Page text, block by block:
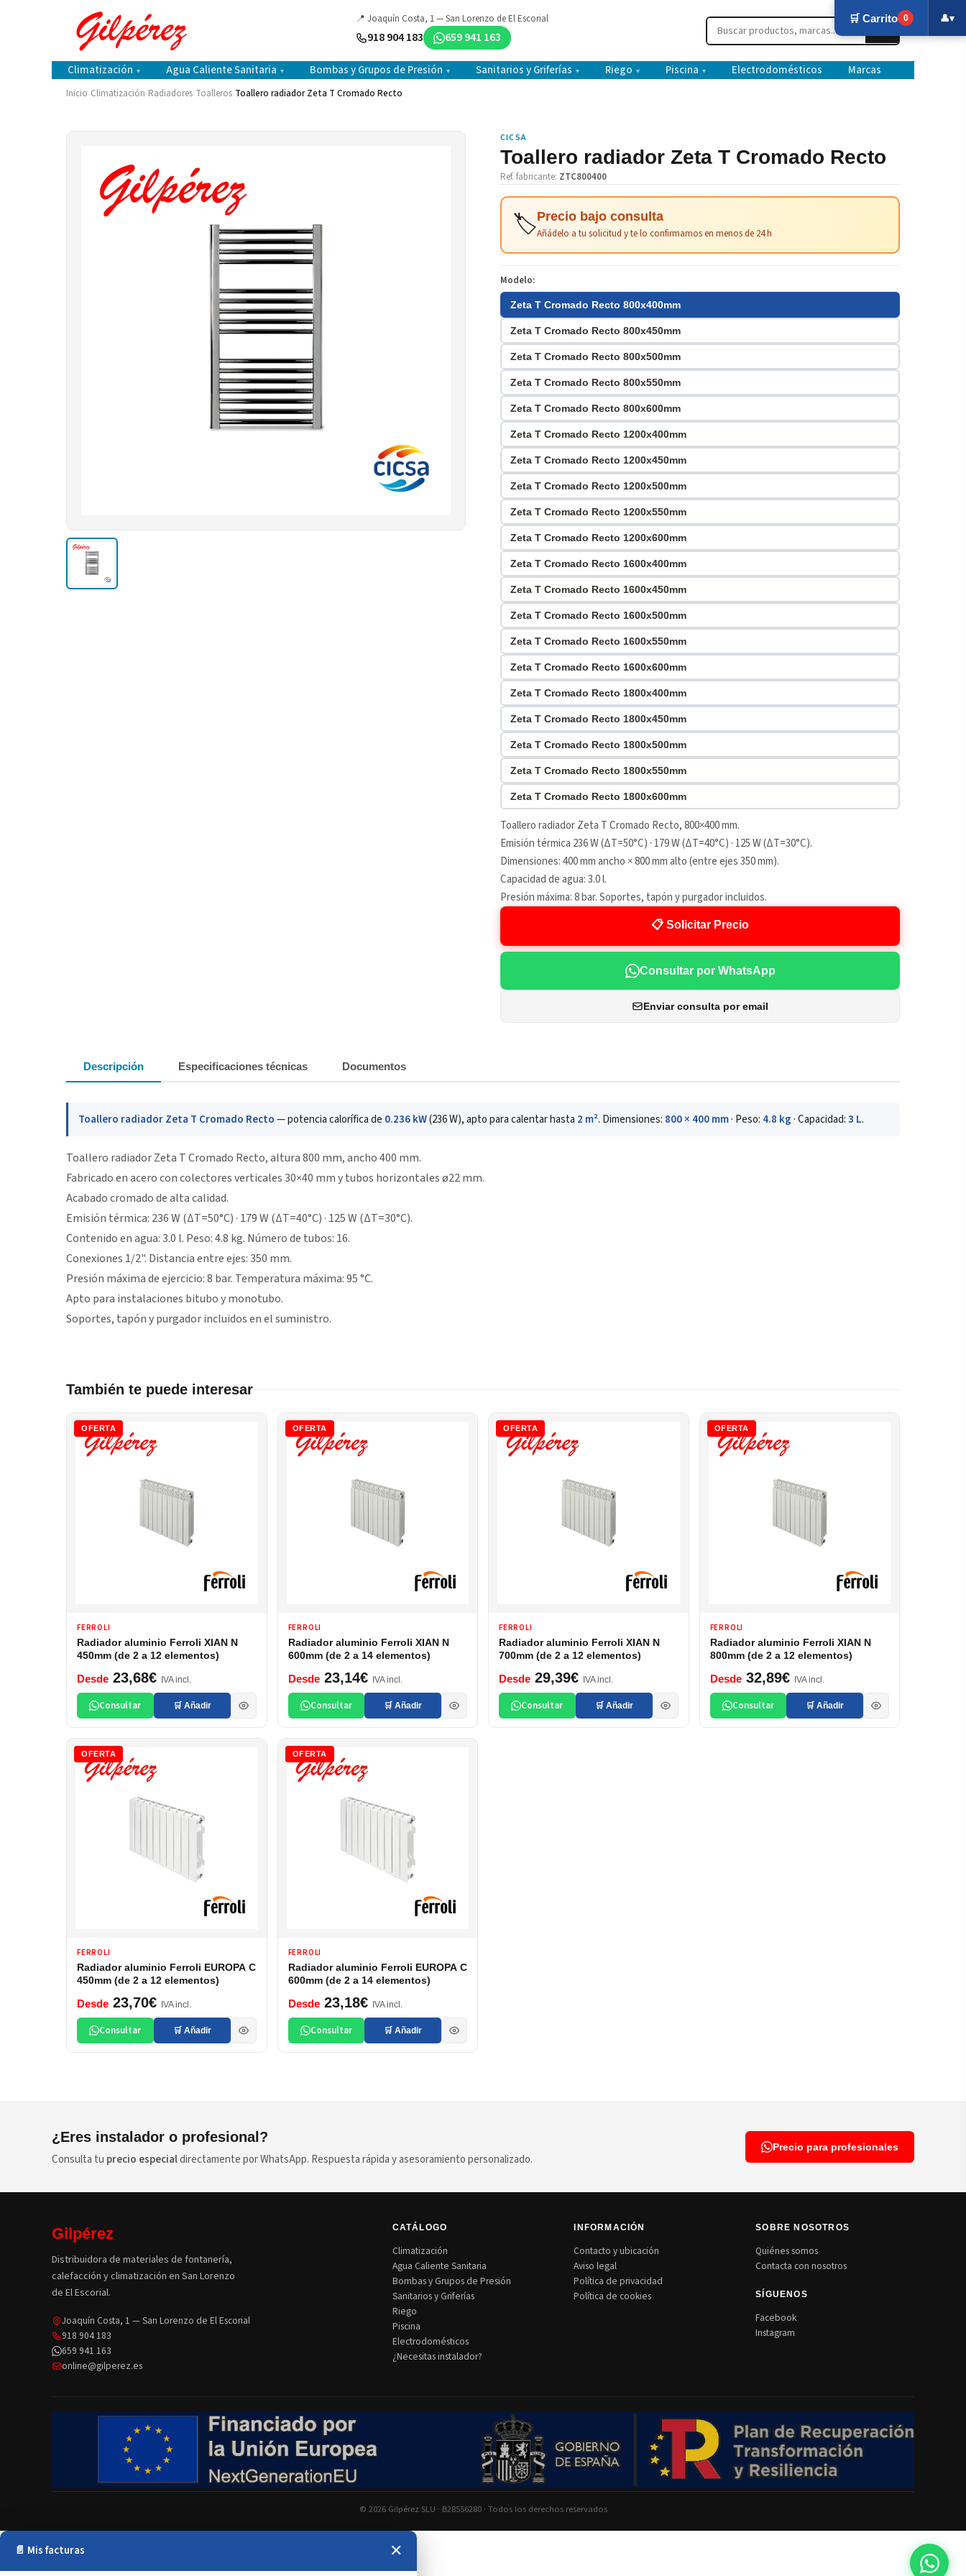
📍 Joaquín Costa, 1 — San Lorenzo de El Escorial
918 904 183 659 941 163
Climatización ▾ Agua Caliente Sanitaria ▾ Bombas y Grupos de Presión ▾ Sanitarios y Griferías ▾ Riego ▾ Piscina ▾ Electrodomésticos Marcas
Inicio Climatización Radiadores Toalleros Toallero radiador Zeta T Cromado Recto
CICSA
Toallero radiador Zeta T Cromado Recto
Ref. fabricante: ZTC800400
🏷️Precio bajo consulta
Añádelo a tu solicitud y te lo confirmamos en menos de 24 h
Modelo:
Zeta T Cromado Recto 800x400mm
Zeta T Cromado Recto 800x450mm
Zeta T Cromado Recto 800x500mm
Zeta T Cromado Recto 800x550mm
Zeta T Cromado Recto 800x600mm
Zeta T Cromado Recto 1200x400mm
Zeta T Cromado Recto 1200x450mm
Zeta T Cromado Recto 1200x500mm
Zeta T Cromado Recto 1200x550mm
Zeta T Cromado Recto 1200x600mm
Zeta T Cromado Recto 1600x400mm
Zeta T Cromado Recto 1600x450mm
Zeta T Cromado Recto 1600x500mm
Zeta T Cromado Recto 1600x550mm
Zeta T Cromado Recto 1600x600mm
Zeta T Cromado Recto 1800x400mm
Zeta T Cromado Recto 1800x450mm
Zeta T Cromado Recto 1800x500mm
Zeta T Cromado Recto 1800x550mm
Zeta T Cromado Recto 1800x600mm
Toallero radiador Zeta T Cromado Recto, 800×400 mm.
Emisión térmica 236 W (ΔT=50°C) · 179 W (ΔT=40°C) · 125 W (ΔT=30°C).
Dimensiones: 400 mm ancho × 800 mm alto (entre ejes 350 mm).
Capacidad de agua: 3.0 l.
Presión máxima: 8 bar. Soportes, tapón y purgador incluidos.
📋 Solicitar Precio
Consultar por WhatsApp
Enviar consulta por email
Descripción Especificaciones técnicas Documentos
Toallero radiador Zeta T Cromado Recto— potencia calorífica de 0.236 kW(236 W), apto para calentar hasta 2 m². Dimensiones: 800 × 400 mm· Peso: 4.8 kg· Capacidad:3 L.
Toallero radiador Zeta T Cromado Recto, altura 800 mm, ancho 400 mm.
Fabricado en acero con colectores verticales 30×40 mm y tubos horizontales ø22 mm.
Acabado cromado de alta calidad.
Emisión térmica: 236 W (ΔT=50°C) · 179 W (ΔT=40°C) · 125 W (ΔT=30°C).
Contenido en agua: 3.0 l. Peso: 4.8 kg. Número de tubos: 16.
Conexiones 1/2". Distancia entre ejes: 350 mm.
Presión máxima de ejercicio: 8 bar. Temperatura máxima: 95 °C.
Apto para instalaciones bitubo y monotubo.
Soportes, tapón y purgador incluidos en el suministro.
También te puede interesar
OFERTA
FERROLI
Radiador aluminio Ferroli XIAN N
450mm (de 2 a 12 elementos)
Desde 23,68€ IVA incl.
Consultar 🛒 Añadir
OFERTA
FERROLI
Radiador aluminio Ferroli XIAN N
600mm (de 2 a 14 elementos)
Desde23,14€ IVA incl.
Consultar 🛒 Añadir
OFERTA
FERROLI
Radiador aluminio Ferroli XIAN N
700mm (de 2 a 12 elementos)
Desde 29,39€ IVA incl.
Consultar 🛒 Añadir
OFERTA
FERROLI
Radiador aluminio Ferroli XIAN N
800mm (de 2 a 12 elementos)
Desde32,89€ IVA incl.
Consultar 🛒 Añadir
OFERTA
FERROLI
Radiador aluminio Ferroli EUROPA C
450mm (de 2 a 12 elementos)
Desde 23,70€ IVA incl.
Consultar 🛒 Añadir
OFERTA
FERROLI
Radiador aluminio Ferroli EUROPA C
600mm (de 2 a 14 elementos)
Desde23,18€ IVA incl.
Consultar 🛒 Añadir
¿Eres instalador o profesional?
Consulta tu precio especialdirectamente por WhatsApp. Respuesta rápida y asesoramiento personalizado.
Precio para profesionales
Gilpérez
Distribuidora de materiales de fontanería,
calefacción y climatización en San Lorenzo
de El Escorial.
Joaquín Costa, 1 — San Lorenzo de El Escorial
918 904 183
659 941 163
online@gilperez.es
CATÁLOGO
Climatización
Agua Caliente Sanitaria
Bombas y Grupos de Presión
Sanitarios y Griferías
Riego
Piscina
Electrodomésticos
¿Necesitas instalador?
INFORMACIÓN
Contacto y ubicación
Aviso legal
Política de privacidad
Política de cookies
SOBRE NOSOTROS
Quiénes somos
Contacta con nosotros
SÍGUENOS
Facebook
Instagram
© 2026 Gilpérez SLU · B28556280 · Todos los derechos reservados
🛒 Carrito 0 👤▾
📄 Mis facturas ✕